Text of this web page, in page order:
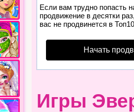
Если вам трудно попасть
продвижение в десятки
вас не продвинется в
Начать
Игры